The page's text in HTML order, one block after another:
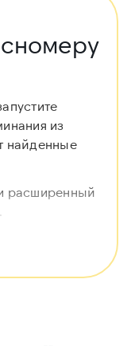
из
найденные
расширенный